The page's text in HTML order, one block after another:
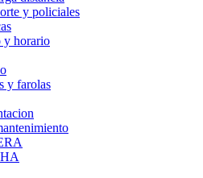
y policiales
y horario
y farolas